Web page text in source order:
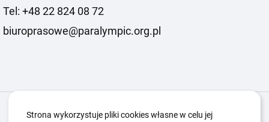
Tel: +48 22 824 08 72
biuroprasowe@paralympic.org.pl
Igrzyska Paralimpijskie O nas
Strona wykorzystuje pliki cookies własne w celu jej